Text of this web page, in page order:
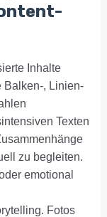
Inhalte
Balken-, Linien-
Texten
zu begleiten.
emotional
Fotos